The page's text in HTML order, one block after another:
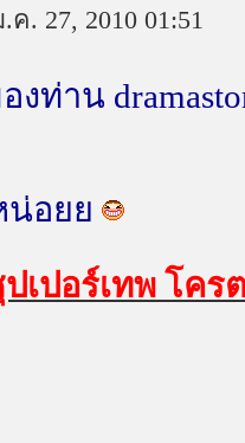
ค. 27, 2010 01:51
าน
น่อยย
เปอร์เทพ โคร